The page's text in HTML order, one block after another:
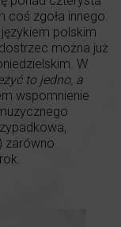
coś zgoła innego.
polskim
można już
W
to jedno, a
wspomnienie
zarówno